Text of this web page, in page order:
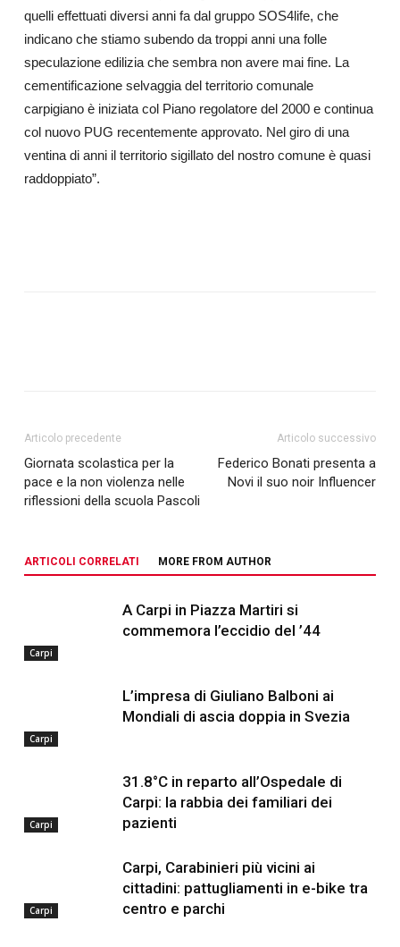
quelli effettuati diversi anni fa dal gruppo SOS4life, che
indicano che stiamo subendo da troppi anni una folle
speculazione edilizia che sembra non avere mai fine. La
cementificazione selvaggia del territorio comunale
carpigiano è iniziata col Piano regolatore del 2000 e continua
col nuovo PUG recentemente approvato. Nel giro di una
ventina di anni il territorio sigillato del nostro comune è quasi
raddoppiato”.
Articolo precedente
Giornata scolastica per la
pace e la non violenza nelle
riflessioni della scuola Pascoli
Articolo successivo
Federico Bonati presenta a
Novi il suo noir Influencer
ARTICOLI CORRELATI MORE FROM AUTHOR
Carpi
A Carpi in Piazza Martiri si
commemora l’eccidio del ’44
Carpi
L’impresa di Giuliano Balboni ai
Mondiali di ascia doppia in Svezia
Carpi
31.8°C in reparto all’Ospedale di
Carpi: la rabbia dei familiari dei
pazienti
Carpi
Carpi, Carabinieri più vicini ai
cittadini: pattugliamenti in e-bike tra
centro e parchi